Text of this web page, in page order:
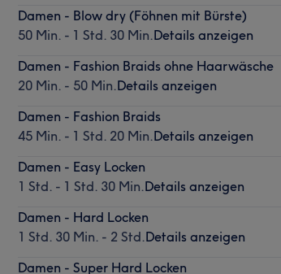
Damen - Blow dry (Föhnen mit Bürste)
50 Min. - 1 Std. 30 Min.Details anzeigen
Damen - Fashion Braids ohne Haarwäsche
20 Min. - 50 Min.Details anzeigen
Damen - Fashion Braids
45 Min. - 1 Std. 20 Min.Details anzeigen
Damen - Easy Locken
1 Std. - 1 Std. 30 Min.Details anzeigen
Damen - Hard Locken
1 Std. 30 Min. - 2 Std.Details anzeigen
Damen - Super Hard Locken